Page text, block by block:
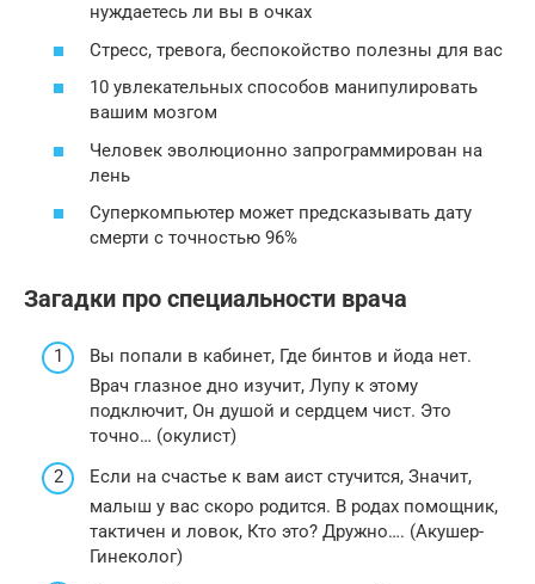
нуждаетесь ли вы в очках
Стресс, тревога, беспокойство полезны для вас
10 увлекательных способов манипулировать
вашим мозгом
Человек эволюционно запрограммирован на
лень
Суперкомпьютер может предсказывать дату
смерти с точностью 96%
Загадки про специальности врача
Вы попали в кабинет, Где бинтов и йода нет.
Врач глазное дно изучит, Лупу к этому
подключит, Он душой и сердцем чист. Это
точно… (окулист)
Если на счастье к вам аист стучится, Значит,
малыш у вас скоро родится. В родах помощник,
тактичен и ловок, Кто это? Дружно…. (Акушер-
Гинеколог)